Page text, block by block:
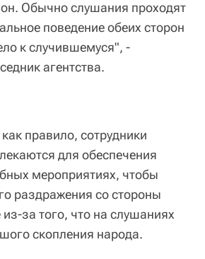
Обычно слушания проходят
поведение обеих сторон
к случившемуся", -
агентства.
правило, сотрудники
для обеспечения
мероприятиях, чтобы
раздражения со стороны
за того, что на слушаниях
скопления народа.